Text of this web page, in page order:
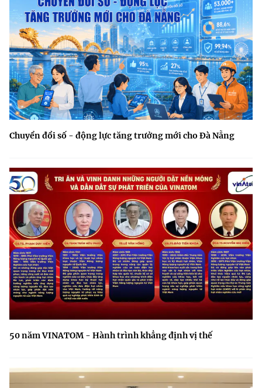
Chuyển đổi số - động lực tăng trưởng mới cho Đà Nẵng
50 năm VINATOM - Hành trình khẳng định vị thế